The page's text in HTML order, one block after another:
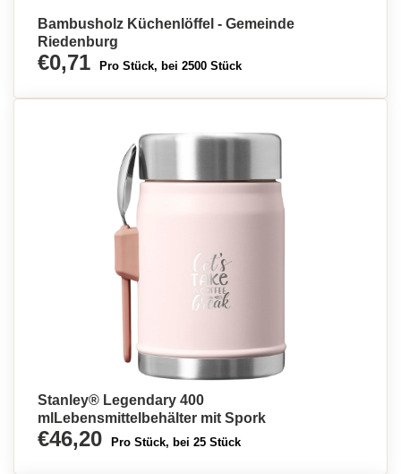
Bambusholz Küchenlöffel - Gemeinde
Riedenburg
€0,71 Pro Stück, bei 2500 Stück
Stanley® Legendary 400
mlLebensmittelbehälter mit Spork
€46,20 Pro Stück, bei 25 Stück